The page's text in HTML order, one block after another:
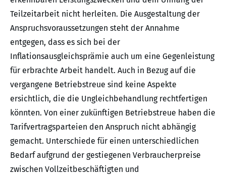
Teilzeitarbeit nicht herleiten. Die Ausgestaltung der
Anspruchsvoraussetzungen steht der Annahme
entgegen, dass es sich bei der
Inflationsausgleichsprämie auch um eine Gegenleistung
für erbrachte Arbeit handelt. Auch in Bezug auf die
vergangene Betriebstreue sind keine Aspekte
ersichtlich, die die Ungleichbehandlung rechtfertigen
könnten. Von einer zukünftigen Betriebstreue haben die
Tarifvertragsparteien den Anspruch nicht abhängig
gemacht. Unterschiede für einen unterschiedlichen
Bedarf aufgrund der gestiegenen Verbraucherpreise
zwischen Vollzeitbeschäftigten und